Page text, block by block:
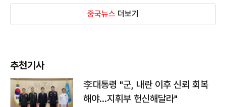
중국뉴스 더보기
추천기사
李대통령 "군, 내란 이후 신뢰 회복
해야…지휘부 헌신해달라"